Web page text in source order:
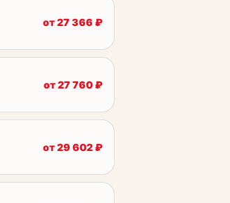
от27 366 ₽
от27 760₽
от29 602₽